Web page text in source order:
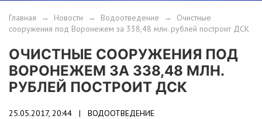
Главная → Новости → Водоотведение → Очистные
сооружения под Воронежем за 338,48 млн. рублей построит ДСК
ОЧИСТНЫЕ СООРУЖЕНИЯ ПОД
ВОРОНЕЖЕМ ЗА 338,48 МЛН.
РУБЛЕЙ ПОСТРОИТ ДСК
25.05.2017, 20:44 | ВОДООТВЕДЕНИЕ